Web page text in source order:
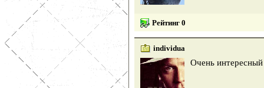
Рейтинг 0
individua
Очень